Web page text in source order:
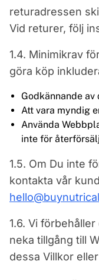
returadressen
Vid returer, följ
1.4. Minimikrav
göra köp
Godkännande av
Att vara myndig
Använda
inte för
1.5. Om Du inte
kontakta vår
1.6. Vi
neka tillgång till
dessa Villkor